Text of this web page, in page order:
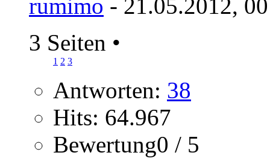
rumimo - 21.05.2012,
3 Seiten •
1 2 3
Antworten: 38
Hits: 64.967
Bewertung0 / 5